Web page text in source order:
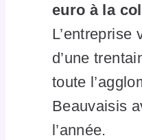
euro à la
L’entreprise
d’une
toute
Beauvaisis
l’année.